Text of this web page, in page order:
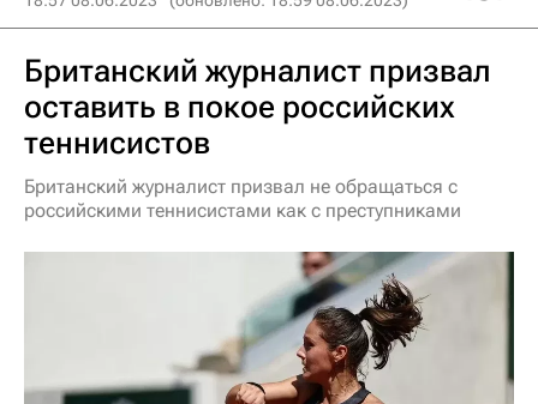
Британский журналист призвал
оставить в покое российских
теннисистов
Британский журналист призвал не обращаться с
российскими теннисистами как с преступниками